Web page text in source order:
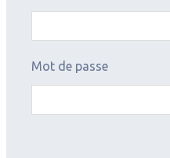
Mot de passe